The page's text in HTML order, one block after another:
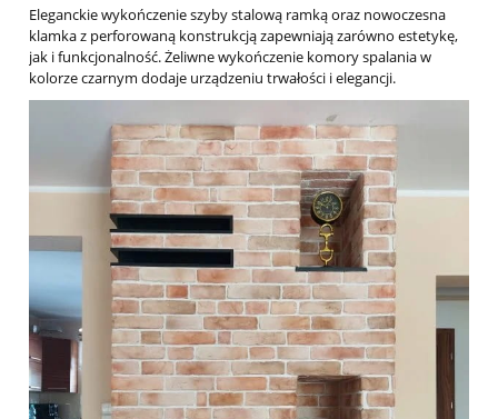
Eleganckie wykończenie szyby stalową ramką oraz nowoczesna
klamka z perforowaną konstrukcją zapewniają zarówno estetykę,
jak i funkcjonalność. Żeliwne wykończenie komory spalania w
kolorze czarnym dodaje urządzeniu trwałości i elegancji.